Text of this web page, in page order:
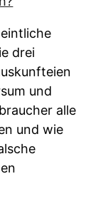
drei
und
alle
und wie